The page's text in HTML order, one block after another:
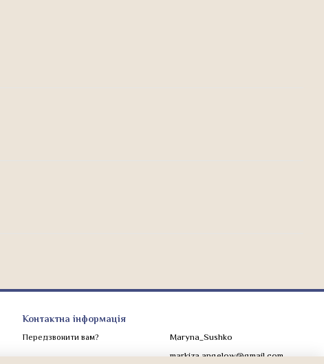
Контактна інформація
Передзвонити вам?
Maryna_Sushko
markiza.angelow@gmail.com